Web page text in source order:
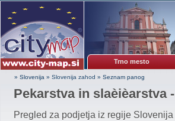
Trno mesto
» Slovenija » Slovenija zahod » Seznam panog
Pekarstva in slaèièarstva
Pregled za podjetja iz regije Slovenija